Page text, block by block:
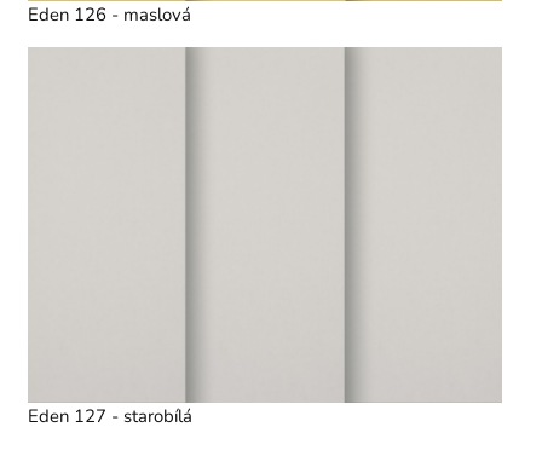
Eden 126 - maslová
Eden 127 - starobílá